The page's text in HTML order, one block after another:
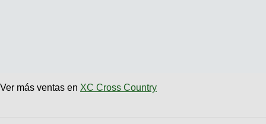
Ver más ventas en XC Cross Country